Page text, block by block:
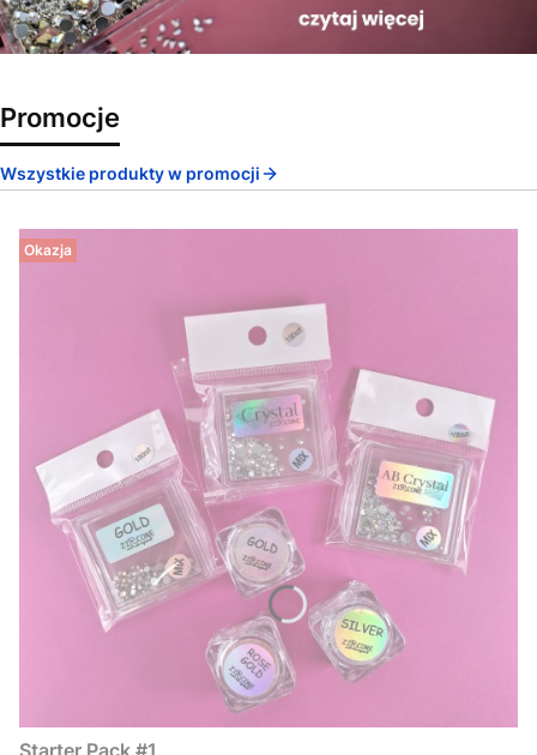
Promocje
Wszystkie produkty w promocji
Okazja
Starter Pack #1